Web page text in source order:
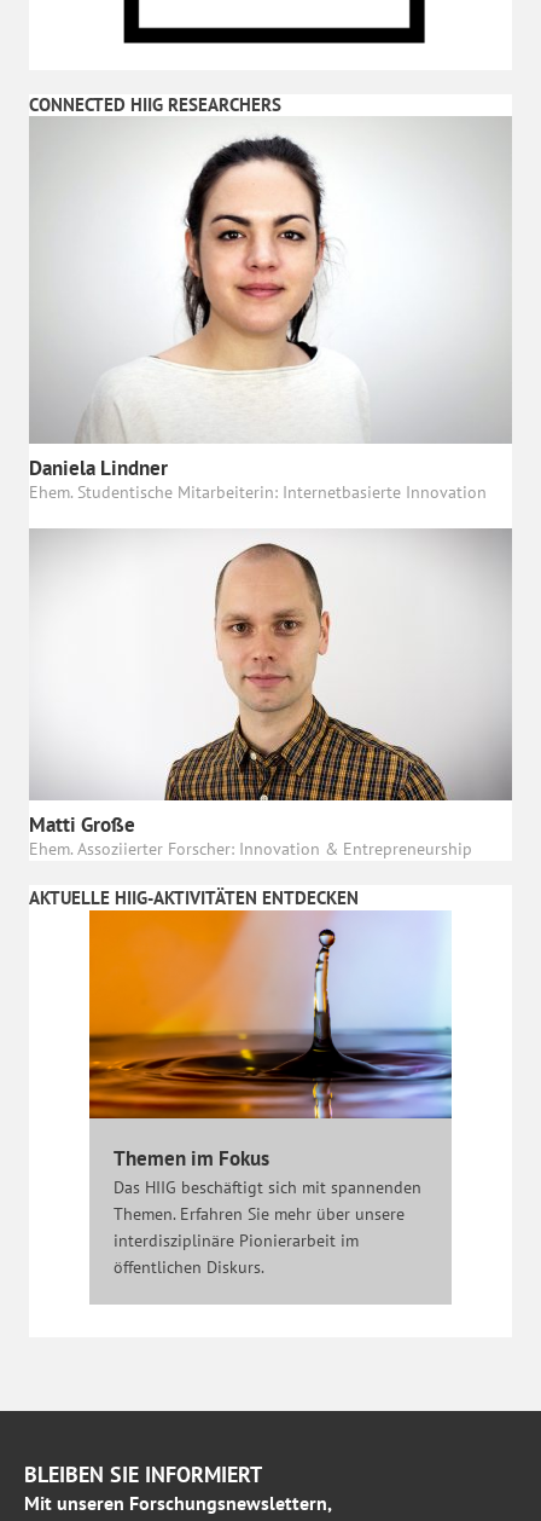
CONNECTED HIIG RESEARCHERS
Daniela Lindner
Ehem. Studentische Mitarbeiterin: Internetbasierte Innovation
Matti Große
Ehem. Assoziierter Forscher: Innovation & Entrepreneurship
AKTUELLE HIIG-AKTIVITÄTEN ENTDECKEN
Themen im Fokus
Das HIIG beschäftigt sich mit spannenden
Themen. Erfahren Sie mehr über unsere
interdisziplinäre Pionierarbeit im
öffentlichen Diskurs.
BLEIBEN SIE INFORMIERT
Mit unseren Forschungsnewslettern,